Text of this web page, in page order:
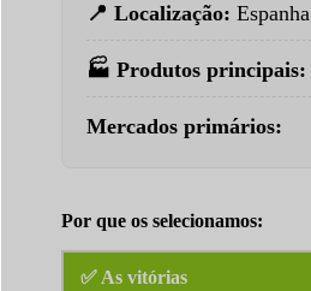
📍 Localização: Espanha
🏭 Produtos principais:
Mercados primários:
Por que os selecionamos:
✅ As vitórias